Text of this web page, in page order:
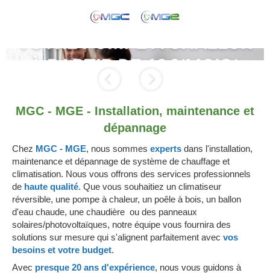
Slide précédentSlide suivant
MGC - MGE - Installation, maintenance et
dépannage
Chez MGC - MGE, nous sommes experts dans l'installation,
maintenance et dépannage de système de chauffage et
climatisation. Nous vous offrons des services professionnels
de haute qualité. Que vous souhaitiez un climatiseur
réversible, une pompe à chaleur, un poêle à bois, un ballon
d'eau chaude, une chaudière ou des panneaux
solaires/photovoltaïques, notre équipe vous fournira des
solutions sur mesure qui s'alignent parfaitement avec vos
besoins et votre budget.
Avec presque 20 ans d'expérience, nous vous guidons à